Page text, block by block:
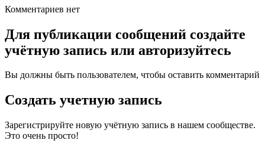
Комментариев нет
Для публикации сообщений создайте
учётную запись или авторизуйтесь
Вы должны быть пользователем, чтобы оставить комментарий
Создать учетную запись
Зарегистрируйте новую учётную запись в нашем сообществе.
Это очень просто!